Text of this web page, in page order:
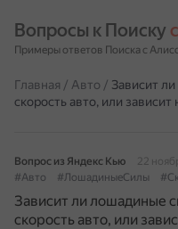
Вопросы к Поиску
Примеры ответов Поиска с
Главная / Авто / Зависит
скорость авто, или зависит
Вопрос из Яндекс Кью
22
#Авто
#ЛошадиныеСилы
Зависит ли лошадиные
скорость авто, или